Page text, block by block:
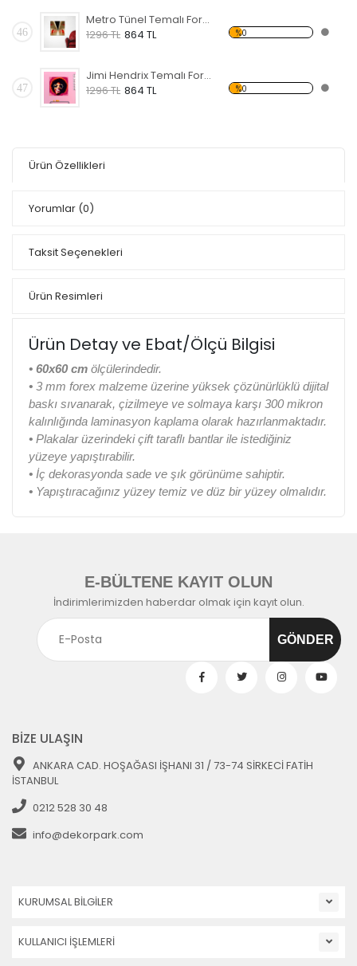
46
Metro Tünel Temalı Forex Tablo
1296 TL 864 TL %0
47
Jimi Hendrix Temalı Forex Tablo
1296 TL 864 TL %0
Ürün Özellikleri
Yorumlar (0)
Taksit Seçenekleri
Ürün Resimleri
Ürün Detay ve Ebat/Ölçü Bilgisi
• 60x60 cm ölçülerindedir.
• 3 mm forex malzeme üzerine yüksek çözünürlüklü dijital
baskı sıvanarak, çizilmeye ve solmaya karşı 300 mikron
kalınlığında laminasyon kaplama olarak hazırlanmaktadır.
• Plakalar üzerindeki çift taraflı bantlar ile istediğiniz
yüzeye yapıştırabilir.
• İç dekorasyonda sade ve şık görünüme sahiptir.
• Yapıştıracağınız yüzey temiz ve düz bir yüzey olmalıdır.
E-BÜLTENE KAYIT OLUN
İndirimlerimizden haberdar olmak için kayıt olun.
BİZE ULAŞIN
ANKARA CAD. HOŞAĞASI İŞHANI 31 / 73-74 SİRKECİ FATİH
İSTANBUL
0212 528 30 48
info@dekorpark.com
KURUMSAL BİLGİLER
KULLANICI İŞLEMLERİ